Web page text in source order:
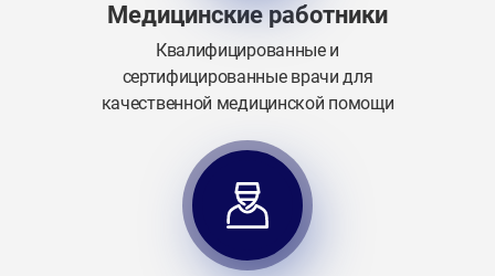
Медицинские работники
Квалифицированные и
сертифицированные врачи для
качественной медицинской помощи